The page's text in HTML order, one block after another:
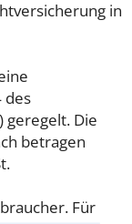
in
des
geregelt. Die
betragen
Für